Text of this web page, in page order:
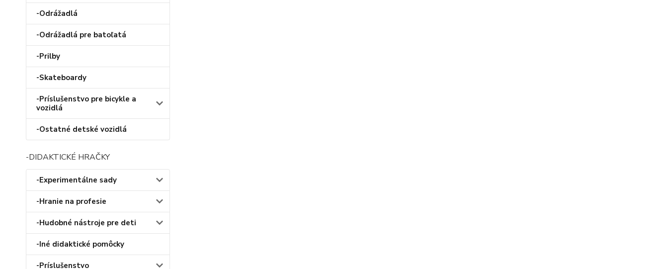
-Odrážadlá
-Odrážadlá pre batoľatá
-Prilby
-Skateboardy
-Príslušenstvo pre bicykle a
vozidlá
-Ostatné detské vozidlá
-DIDAKTICKÉ HRAČKY
-Experimentálne sady
-Hranie na profesie
-Hudobné nástroje pre deti
-Iné didaktické pomôcky
-Príslušenstvo